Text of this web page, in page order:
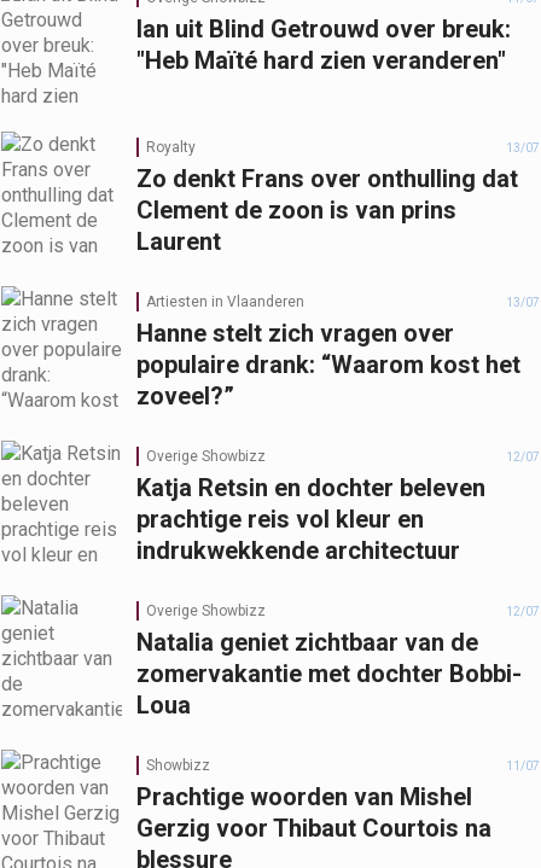
Ian uit Blind Getrouwd over breuk:
"Heb Maïté hard zien veranderen"
Royalty 13/07
Zo denkt Frans over onthulling dat
Clement de zoon is van prins
Laurent
Artiesten in Vlaanderen 13/07
Hanne stelt zich vragen over
populaire drank: “Waarom kost het
zoveel?”
Overige Showbizz 12/07
Katja Retsin en dochter beleven
prachtige reis vol kleur en
indrukwekkende architectuur
Overige Showbizz 12/07
Natalia geniet zichtbaar van de
zomervakantie met dochter Bobbi-
Loua
Showbizz 11/07
Prachtige woorden van Mishel
Gerzig voor Thibaut Courtois na
blessure